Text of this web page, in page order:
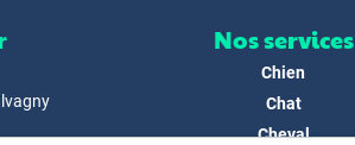
Nos services
Chien
Chat
Cheval